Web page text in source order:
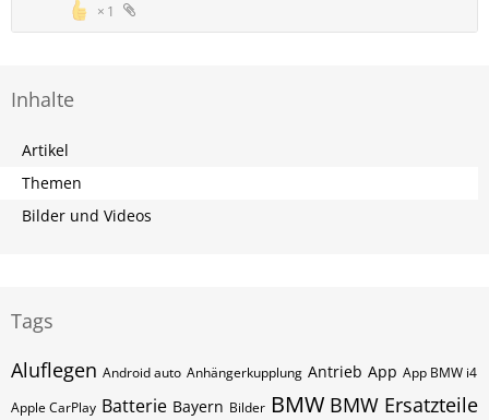
1
Inhalte
Artikel
Themen
Bilder und Videos
Tags
Aluflegen Android auto Anhängerkupplung Antrieb App App BMW i4
Apple CarPlay Batterie Bayern Bilder BMW BMW Ersatzteile